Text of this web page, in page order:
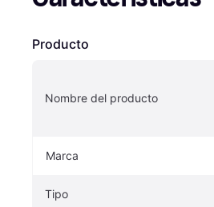
Producto
Nombre del producto
Marca
Tipo